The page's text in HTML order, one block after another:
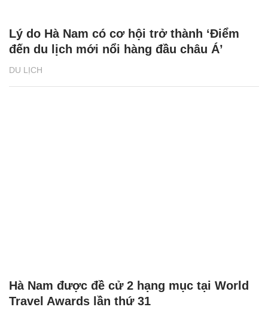
DU LỊCH
Lý do Hà Nam có cơ hội trở thành ‘Điểm
đến du lịch mới nổi hàng đầu châu Á’
Hà Nam được đề cử 2 hạng mục tại World
Travel Awards lần thứ 31